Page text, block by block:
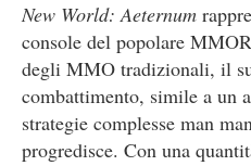
New World: Aeternum
console del popolare
degli MMO tradizionali, il
combattimento, simile a un
strategie complesse man
progredisce. Con una